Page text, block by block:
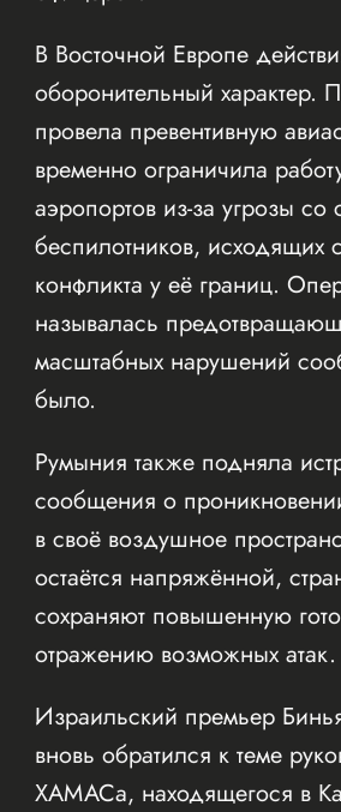
В Восточной Европе
оборонительный характер.
провела превентивную
временно ограничила
аэропортов из-за угрозы со
беспилотников, исходящих
конфликта у её границ.
называлась
масштабных нарушений
было.
Румыния также подняла
сообщения о
в своё воздушное
остаётся напряжённой,
сохраняют повышенную
отражению возможных атак.
Израильский премьер
вновь обратился к теме
ХАМАСа, находящегося в